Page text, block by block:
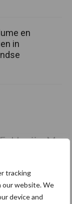
tracking
our website. We
device and
en
in
Fokkerij